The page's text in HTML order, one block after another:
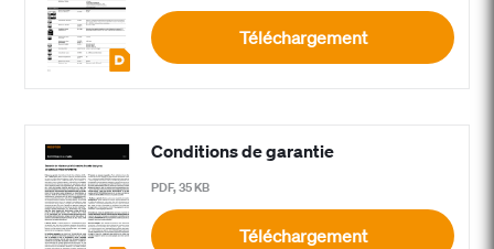
Téléchargement
Conditions de garantie
PDF, 35 KB
Téléchargement